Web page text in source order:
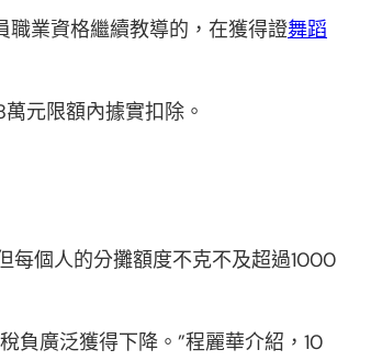
業資格繼續教導的，在獲得證舞蹈
元限額內據實扣除。
個人的分攤額度不克不及超過1000
負廣泛獲得下降。”程麗華介紹，10